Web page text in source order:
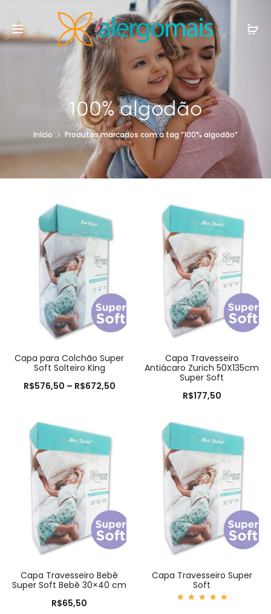
100% algodão
Início Produtos marcados com a tag “100% algodão”
Capa para Colchão Super
Soft Solteiro King
R$576,50 – R$672,50
Capa Travesseiro
Antiácaro Zurich 50X135cm
Super Soft
R$177,50
Capa Travesseiro Bebê
Super Soft Bebê 30×40 cm
R$65,50
Capa Travesseiro Super
Soft